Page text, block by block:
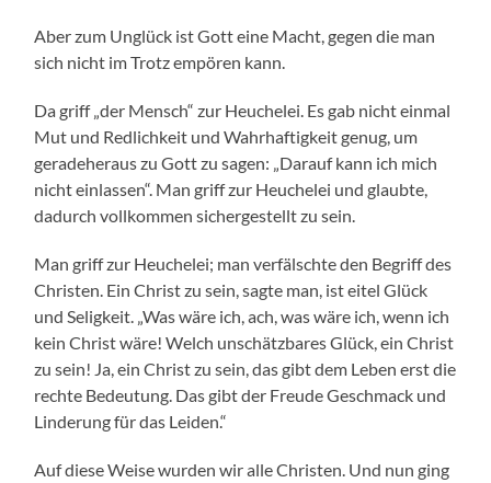
Aber zum Unglück ist Gott eine Macht, gegen die man
sich nicht im Trotz empören kann.
Da griff „der Mensch“ zur Heuchelei. Es gab nicht einmal
Mut und Redlichkeit und Wahrhaftigkeit genug, um
geradeheraus zu Gott zu sagen: „Darauf kann ich mich
nicht einlassen“. Man griff zur Heuchelei und glaubte,
dadurch vollkommen sichergestellt zu sein.
Man griff zur Heuchelei; man verfälschte den Begriff des
Christen. Ein Christ zu sein, sagte man, ist eitel Glück
und Seligkeit. „Was wäre ich, ach, was wäre ich, wenn ich
kein Christ wäre! Welch unschätzbares Glück, ein Christ
zu sein! Ja, ein Christ zu sein, das gibt dem Leben erst die
rechte Bedeutung. Das gibt der Freude Geschmack und
Linderung für das Leiden.“
Auf diese Weise wurden wir alle Christen. Und nun ging